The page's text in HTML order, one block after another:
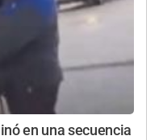
en una secuencia